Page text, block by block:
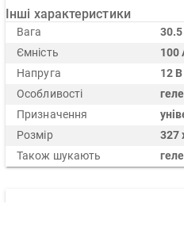
Інші характеристики
Вага
30.5
Ємність
100
Напруга
12 В
Особливості
Призначення
Розмір
327
Також шукають